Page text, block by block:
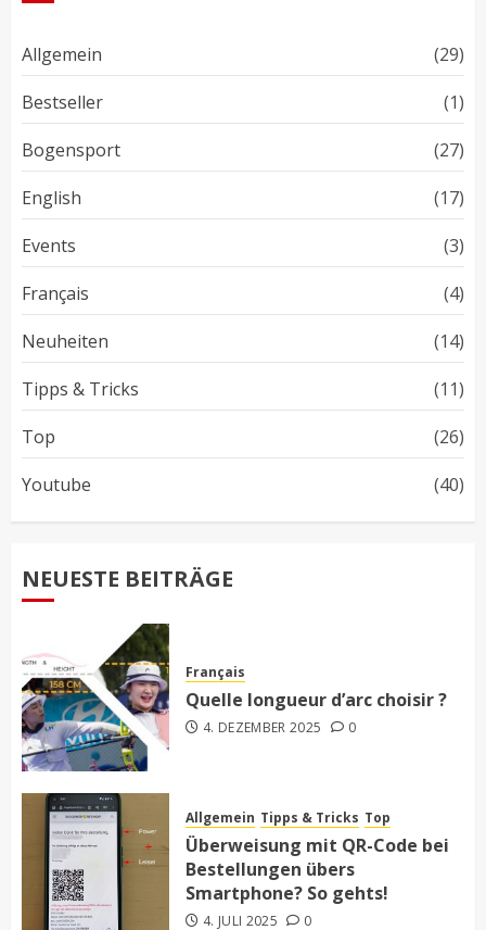
Allgemein
(29)
Bestseller
(1)
Bogensport
(27)
English
(17)
Events
(3)
Français
(4)
Neuheiten
(14)
Tipps & Tricks
(11)
Top
(26)
Youtube
(40)
NEUESTE BEITRÄGE
Français
Quelle longueur d’arc choisir ?
4. DEZEMBER 2025 0
Allgemein Tipps & Tricks Top
Überweisung mit QR-Code bei
Bestellungen übers
Smartphone? So gehts!
4. JULI 2025 0